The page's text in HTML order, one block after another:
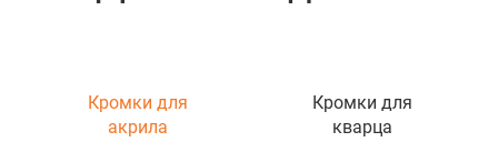
Кромки для
акрила
Кромки для
кварца